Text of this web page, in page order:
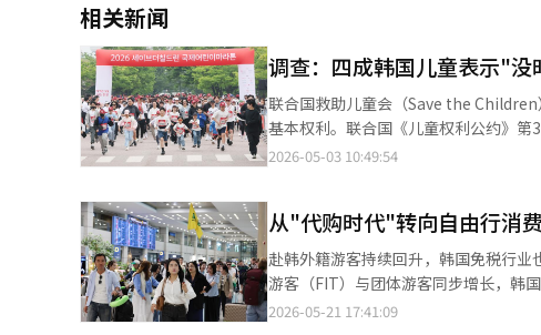
相关新闻
调查：四成韩国儿童表示"没
联合国‌救助儿童会（Save the Children）‌日前在
基本权利。联合国《儿童权利公约》
高，但四成儿童表示缺乏充足的玩耍时间。 韩国儿童权利保障院近日对1177名小学四年级至高中二年级学
对比的是，儿童对“玩耍权”得到实际
为3.15分，低于平均水平。 受访儿童及成人将玩耍时间不足视为玩耍权得不到实际保障的主要原因。40.1%的儿童认
为缺乏玩耍时间是阻碍其享有“玩耍
（13.9%）、缺乏玩耍空间（6.5%）以及信息不足（3.8%）。 成人受
间不足是主要问题。此外，还有
2026-05-03 10:49:54
从"代购时代"转向自由行消
赴韩外籍游客持续回升，韩国免税行
游客（FIT）与团体游客同步增长，韩国免税市场消费结构开
韩国主要免税企业业绩明显改善。其中
2026-05-21 17:41:09